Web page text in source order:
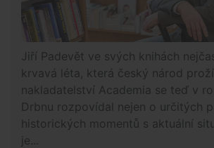
Jiří Padevět ve svých knihách
krvavá léta, která český národ
nakladatelství Academia se teď v
Drbnu rozpovídal nejen o určitých
historických momentů s aktuální
je...